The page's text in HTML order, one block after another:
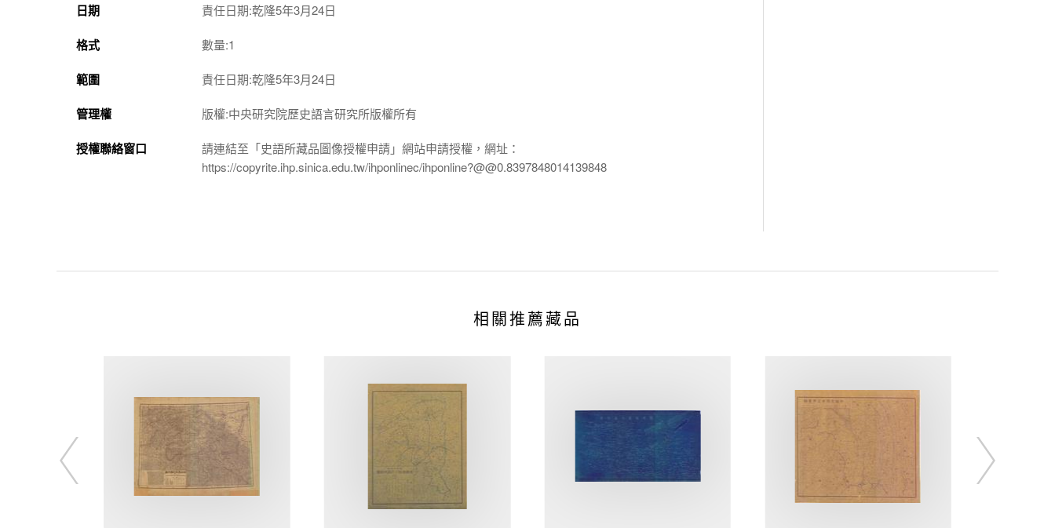
日期 責任日期:乾隆5年3月24日
格式 數量:1
範圍 責任日期:乾隆5年3月24日
管理權 版權:中央研究院歷史語言研究所版權所有
授權聯絡窗口
請連結至「史語所藏品圖像授權申請」網站申請授權，網址：
https://copyrite.ihp.sinica.edu.tw/ihponlinec/ihponline?@@0.8397848014139848
相關推薦藏品